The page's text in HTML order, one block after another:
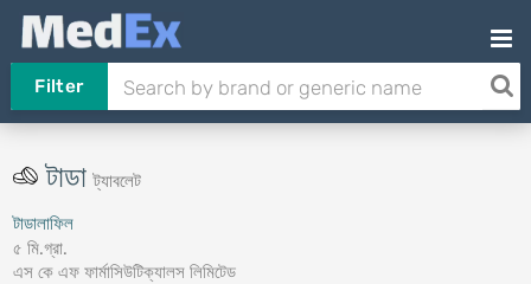
Filter
টাডাট্যাবলেট
টাডালাফিল
৫ মি.গ্রা.
এস কে এফ ফার্মাসিউটিক্যালস লিমিটেড